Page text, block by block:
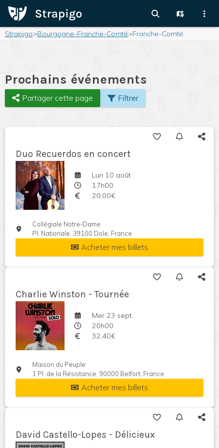
Strapigo>Bourgogne-Franche-Comté>Franche-Comté
Prochains événements
Partager cette page Filtrer
Duo Recuerdos en concert
Lun 10 août
17h00
20,00€
Collégiale Notre-Dame
Pl. Nationale, 39100 Dole, France
Acheter mes billets
Charlie Winston - Tournée
Mer 23 sept.
20h00
32,40€
Maison du Peuple
1 Pl. de la Résistance, 90000 Belfort, France
Acheter mes billets
David Castello-Lopes - Délicieux